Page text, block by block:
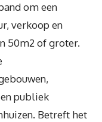
om een
verkoop en
50m2 of groter.
publiek
Betreft het